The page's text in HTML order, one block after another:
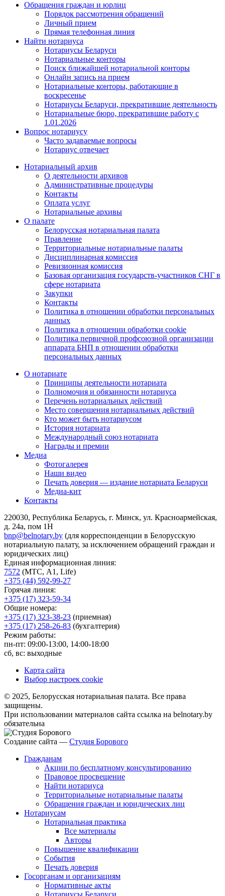
Обращения граждан и юрлиц
Порядок рассмотрения обращений
Личный прием
Прямая телефонная линия
Найти нотариуса
Нотариусы Беларуси
Нотариальные конторы
Поиск ближайшей нотариальной конторы
Онлайн запись на прием
Нотариальные конторы, работающие в
воскресенье
Нотариусы Беларуси, прекратившие деятельность
Нотариальные бюро, прекратившие работу с
1.01.2026
Вопрос нотариусу
Часто задаваемые вопросы
Нотариус отвечает
Нотариальный архив
О деятельности архивов
Административные процедуры
Контакты
Оплата услуг
Нотариальные архивы
О палате
Белорусская нотариальная палата
Правление
Территориальные нотариальные палаты
Дисциплинарная комиссия
Ревизионная комиссия
Базовая организация государств-участников СНГ в
сфере нотариата
Закупки
Контакты
Политика в отношении обработки персональных
данных
Политика в отношении обработки cookie
Политика первичной профсоюзной организации
аппарата БНП в отношении обработки
персональных данных
О нотариате
Принципы деятельности нотариата
Полномочия и обязанности нотариуса
Перечень нотариальных действий
Место совершения нотариальных действий
Кто может быть нотариусом
История нотариата
Международный союз нотариата
Награды и премии
Медиа
Фотогалерея
Наши видео
Печать доверия — издание нотариата Беларуси
Медиа-кит
Контакты
220030, Республика Беларусь, г. Минск, ул. Красноармейская,
д. 24а, пом 1Н
bnp@belnotary.by (для корреспонденции в Белорусскую
нотариальную палату, за исключением обращений граждан и
юридических лиц)
Единая информационная линия:
7572 (МТС, A1, Life)
+375 (44) 592-99-27
Горячая линия:
+375 (17) 323-59-34
Общие номера:
+375 (17) 323-38-23 (приемная)
+375 (17) 258-26-83 (бухгалтерия)
Режим работы:
пн-пт: 09:00-13:00, 14:00-18:00
сб, вс: выходные
Карта сайта
Выбор настроек cookie
© 2025, Белорусская нотариальная палата. Все права
защищены.
При использовании материалов сайта ссылка на belnotary.by
обязательна
Создание сайта — Студия Борового
Гражданам
Акции по бесплатному консультированию
Правовое просвещение
Найти нотариуса
Территориальные нотариальные палаты
Обращения граждан и юридических лиц
Нотариусам
Нотариальная практика
Все материалы
Авторы
Повышение квалификации
События
Печать доверия
Госорганам и организациям
Нормативные акты